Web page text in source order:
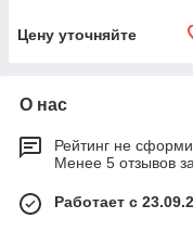
Цену уточняйте
О нас
Рейтинг не
Менее 5 отзывов
Работает с